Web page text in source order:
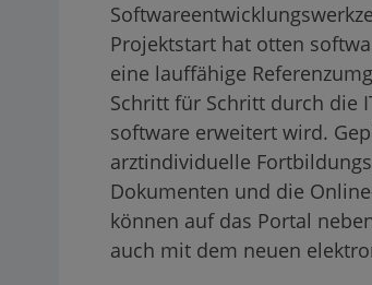
Projektstart hat otten
eine lauffähige
Schritt für Schritt durch die
software erweitert wird.
arztindividuelle
Dokumenten und die
können auf das Portal
auch mit dem neuen